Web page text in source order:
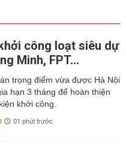
công loạt siêu dự
Minh, FPT...
trọng điểm vừa được Hà Nội
hạn 3 tháng để hoàn thiện
khởi công.
01 phút trước